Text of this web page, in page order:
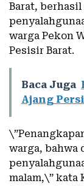
Barat,
warga Pekon
Pesisir Barat.
Baca Juga
Ajang
warga, bahwa
malam,\” kata